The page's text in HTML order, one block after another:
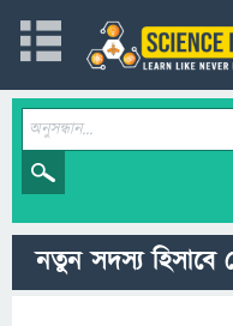
নতুন সদস্য হিসাবে